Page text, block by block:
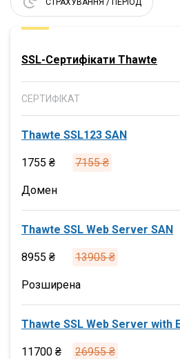
СТРАХУВАННЯ / ПЕРІОД
SSL-Сертифікати Thawte
СЕРТИФІКАТ
Thawte SSL123 SAN
1755 ₴ 7155 ₴
Домен
Thawte SSL Web Server SAN
8955 ₴ 13905 ₴
Розширена
Thawte SSL Web Server with
11700 ₴ 26955 ₴